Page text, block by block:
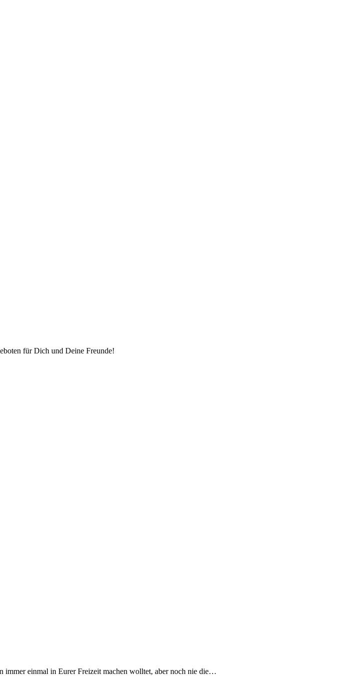
für Dich und Deine Freunde!
immer einmal in Eurer Freizeit machen wolltet, aber noch nie die…